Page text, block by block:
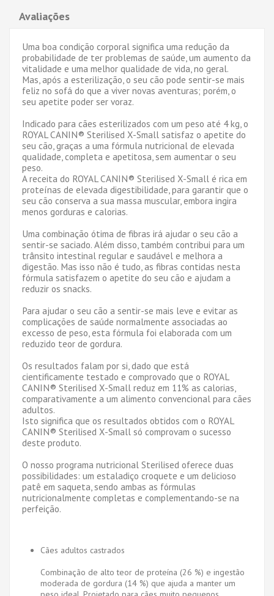
Avaliações
Uma boa condição corporal significa uma redução da
probabilidade de ter problemas de saúde, um aumento da
vitalidade e uma melhor qualidade de vida, no geral.
Mas, após a esterilização, o seu cão pode sentir-se mais
feliz no sofá do que a viver novas aventuras; porém, o
seu apetite poder ser voraz.
Indicado para cães esterilizados com um peso até 4 kg, o
ROYAL CANIN® Sterilised X-Small satisfaz o apetite do
seu cão, graças a uma fórmula nutricional de elevada
qualidade, completa e apetitosa, sem aumentar o seu
peso.
A receita do ROYAL CANIN® Sterilised X-Small é rica em
proteínas de elevada digestibilidade, para garantir que o
seu cão conserva a sua massa muscular, embora ingira
menos gorduras e calorias.
Uma combinação ótima de fibras irá ajudar o seu cão a
sentir-se saciado. Além disso, também contribui para um
trânsito intestinal regular e saudável e melhora a
digestão. Mas isso não é tudo, as fibras contidas nesta
fórmula satisfazem o apetite do seu cão e ajudam a
reduzir os snacks.
Para ajudar o seu cão a sentir-se mais leve e evitar as
complicações de saúde normalmente associadas ao
excesso de peso, esta fórmula foi elaborada com um
reduzido teor de gordura.
Os resultados falam por si, dado que está
cientificamente testado e comprovado que o ROYAL
CANIN® Sterilised X-Small reduz em 11% as calorias,
comparativamente a um alimento convencional para cães
adultos.
Isto significa que os resultados obtidos com o ROYAL
CANIN® Sterilised X-Small só comprovam o sucesso
deste produto.
O nosso programa nutricional Sterilised oferece duas
possibilidades: um estaladiço croquete e um delicioso
patê em saqueta, sendo ambas as fórmulas
nutricionalmente completas e complementando-se na
perfeição.
Cães adultos castrados
Combinação de alto teor de proteína (26 %) e ingestão
moderada de gordura (14 %) que ajuda a manter um